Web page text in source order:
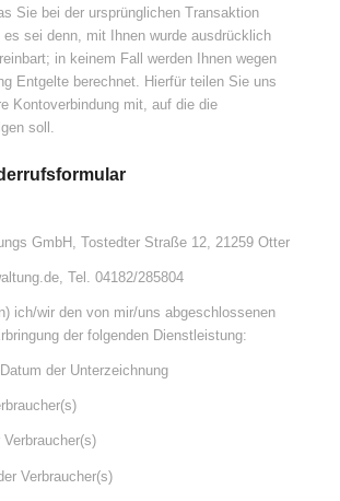
Sie bei der ursprünglichen Transaktion
sei denn, mit Ihnen wurde ausdrücklich
in keinem Fall werden Ihnen wegen
Entgelte berechnet. Hierfür teilen Sie uns
Kontoverbindung mit, auf die die
soll.
GmbH, Tostedter Straße 12, 21259 Otter
Tel. 04182/285804
ich/wir den von mir/uns abgeschlossenen
der folgenden Dienstleistung:
der Unterzeichnung
Verbraucher(s)